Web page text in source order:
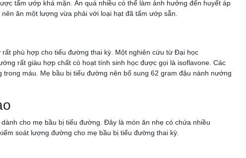
tẩm ướp khá mặn. Ăn quá nhiều có thể làm ảnh hưởng đến huyết áp
ăn một lượng vừa phải với loại hạt đã tẩm ướp sẵn.
phù hợp cho tiểu đường thai kỳ. Một nghiên cứu từ Đại học
rất giàu hợp chất có hoạt tính sinh học được gọi là isoflavone. Các
máu. Mẹ bầu bị tiểu đường nên bổ sung 62 gram đậu nành nướng
cho mẹ bầu bị tiểu đường. Đây là món ăn nhẹ có chứa nhiều
soát lượng đường cho mẹ bầu bị tiểu đường thai kỳ.